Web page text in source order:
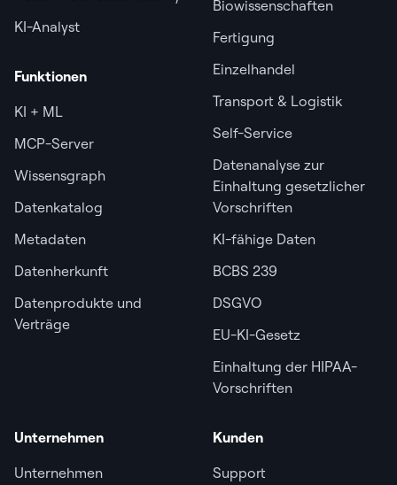
KI-Analyst
Funktionen
KI + ML
MCP-Server
Wissensgraph
Datenkatalog
Metadaten
Datenherkunft
Datenprodukte und
Verträge
Biowissenschaften
Fertigung
Einzelhandel
Transport & Logistik
Self-Service
Datenanalyse zur
Einhaltung gesetzlicher
Vorschriften
KI-fähige Daten
BCBS 239
DSGVO
EU-KI-Gesetz
Einhaltung der HIPAA-
Vorschriften
Unternehmen
Unternehmen
Kunden
Support